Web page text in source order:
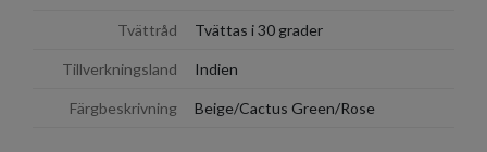
Tvättråd Tvättas i 30 grader
Tillverkningsland Indien
Färgbeskrivning Beige/Cactus Green/Rose